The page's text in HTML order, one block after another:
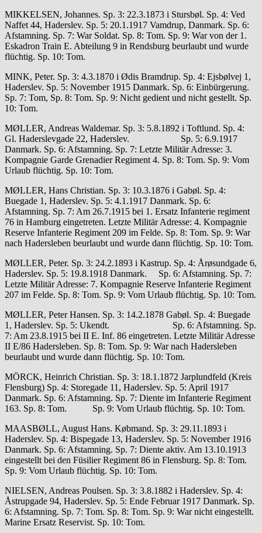
MIKKELSEN, Johannes. Sp. 3: 22.3.1873 i Stursbøl. Sp. 4: Ved
Naffet 44, Haderslev. Sp. 5: 20.1.1917 Vamdrup, Danmark. Sp. 6:
Afstamning. Sp. 7: War Soldat. Sp. 8: Tom. Sp. 9: War von der 1.
Eskadron Train E. Abteilung 9 in Rendsburg beurlaubt und wurde
flüchtig. Sp. 10: Tom.
MINK, Peter. Sp. 3: 4.3.1870 i Ødis Bramdrup. Sp. 4: Ejsbølvej 1,
Haderslev. Sp. 5: November 1915 Danmark. Sp. 6: Einbürgerung.
Sp. 7: Tom, Sp. 8: Tom. Sp. 9: Nicht gedient und nicht gestellt. Sp.
10: Tom.
MØLLER, Andreas Waldemar. Sp. 3: 5.8.1892 i Toftlund. Sp. 4:
Gl. Haderslevgade 22, Haderslev. Sp. 5: 6.9.1917
Danmark. Sp. 6: Afstamning. Sp. 7: Letzte Militär Adresse: 3.
Kompagnie Garde Grenadier Regiment 4. Sp. 8: Tom. Sp. 9: Vom
Urlaub flüchtig. Sp. 10: Tom.
MØLLER, Hans Christian. Sp. 3: 10.3.1876 i Gabøl. Sp. 4:
Buegade 1, Haderslev. Sp. 5: 4.1.1917 Danmark. Sp. 6:
Afstamning. Sp. 7: Am 26.7.1915 bei 1. Ersatz Infanterie regiment
76 in Hamburg eingetreten. Letzte Militär Adresse: 4. Kompagnie
Reserve Infanterie Regiment 209 im Felde. Sp. 8: Tom. Sp. 9: War
nach Hadersleben beurlaubt und wurde dann flüchtig. Sp. 10: Tom.
MØLLER, Peter. Sp. 3: 24.2.1893 i Kastrup. Sp. 4: Årøsundgade 6,
Haderslev. Sp. 5: 19.8.1918 Danmark. Sp. 6: Afstamning. Sp. 7:
Letzte Militär Adresse: 7. Kompagnie Reserve Infanterie Regiment
207 im Felde. Sp. 8: Tom. Sp. 9: Vom Urlaub flüchtig. Sp. 10: Tom.
MØLLER, Peter Hansen. Sp. 3: 14.2.1878 Gabøl. Sp. 4: Buegade
1, Haderslev. Sp. 5: Ukendt. Sp. 6: Afstamning. Sp.
7: Am 23.8.1915 bei II E. Inf. 86 eingetreten. Letzte Militär Adresse
II E/86 Hadersleben. Sp. 8: Tom. Sp. 9: War nach Hadersleben
beurlaubt und wurde dann flüchtig. Sp. 10: Tom.
MÖRCK, Heinrich Christian. Sp. 3: 18.1.1872 Jarplundfeld (Kreis
Flensburg) Sp. 4: Storegade 11, Haderslev. Sp. 5: April 1917
Danmark. Sp. 6: Afstamning. Sp. 7: Diente im Infanterie Regiment
163. Sp. 8: Tom. Sp. 9: Vom Urlaub flüchtig. Sp. 10: Tom.
MAASBØLL, August Hans. Købmand. Sp. 3: 29.11.1893 i
Haderslev. Sp. 4: Bispegade 13, Haderslev. Sp. 5: November 1916
Danmark. Sp. 6: Afstamning. Sp. 7: Diente aktiv. Am 13.10.1913
eingestellt bei den Füsilier Regiment 86 in Flensburg. Sp. 8: Tom.
Sp. 9: Vom Urlaub flüchtig. Sp. 10: Tom.
NIELSEN, Andreas Poulsen. Sp. 3: 3.8.1882 i Haderslev. Sp. 4:
Åstrupgade 94, Haderslev. Sp. 5: Ende Februar 1917 Danmark. Sp.
6: Afstamning. Sp. 7: Tom. Sp. 8: Tom. Sp. 9: War nicht eingestellt.
Marine Ersatz Reservist. Sp. 10: Tom.